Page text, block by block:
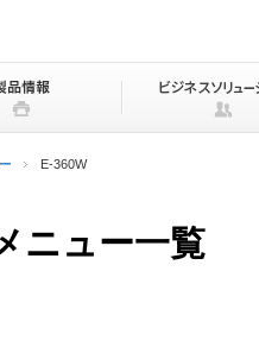
E-360W
ニュー一覧